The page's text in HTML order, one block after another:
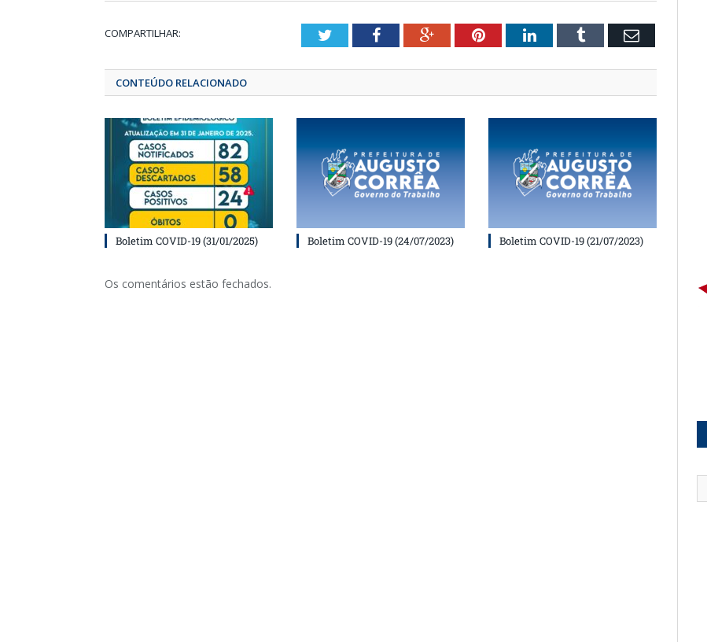
COMPARTILHAR: TwitterFacebookGoogle+Pinterest
LinkedInTumblrEmail
CONTEÚDO RELACIONADO
Boletim COVID-19 (31/01/2025) Boletim COVID-19 (24/07/2023) Boletim COVID-19 (21/07/2023)
Os comentários estão fechados.